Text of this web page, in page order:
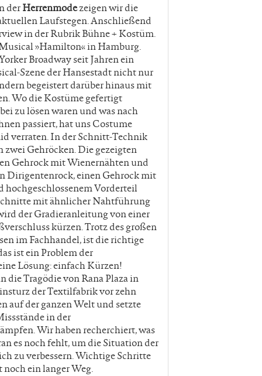
derHerrenmodezeigen wir die
Laufstegen. Anschließend
in der Rubrik Bühne + Kostüm.
»Hamilton« in Hamburg.
Broadway seit Jahren ein
Szene der Hansestadt nicht nur
begeistert darüber hinaus mit
Wo die Kostüme gefertigt
zu lösen waren und was nach
passiert, hat uns Costume
verraten. In der Schnitt-Technik
zwei Gehröcken. Die gezeigten
Gehrock mit Wienernähten und
Dirigentenrock, einen Gehrock mit
Vorderteil
mit ähnlicher Nahtführung
der Gradieranleitung von einer
kürzen. Trotz des großen
im Fachhandel, ist die richtige
ist ein Problem der
Lösung: einfach Kürzen!
Tragödie von Rana Plaza in
der Textilfabrik vor zehn
auf der ganzen Welt und setzte
in der
Wir haben recherchiert, was
es noch fehlt, um die Situation der
zu verbessern. Wichtige Schritte
noch ein langer Weg.